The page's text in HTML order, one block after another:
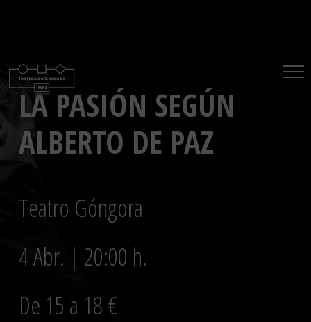
LA PASIÓN SEGÚN
ALBERTO DE PAZ
Teatro Góngora
4 Abr. | 20:00 h.
De 15 a 18 €